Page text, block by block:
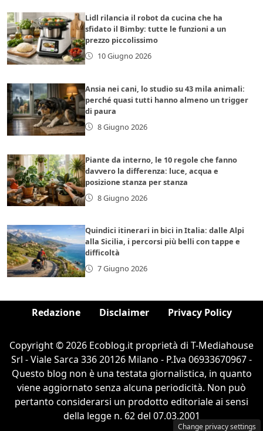
Lidl rilancia il robot da cucina che ha
sfidato il Bimby: tutte le funzioni a un
prezzo piccolissimo
10 Giugno 2026
Ansia nei cani, lo studio su 43 mila animali:
perché quasi tutti hanno almeno un trigger
di paura
8 Giugno 2026
Piante da interno, le 10 regole che fanno
davvero la differenza: luce, acqua e
posizione stanza per stanza
8 Giugno 2026
Quindici itinerari in bici in Italia: dalle Alpi
alla Sicilia, i percorsi più belli con tappe e
difficoltà
7 Giugno 2026
Redazione Disclaimer Privacy Policy
Copyright © 2026 Ecoblog.it proprietà di T-Mediahouse
Srl - Viale Sarca 336 20126 Milano - P.Iva 06933670967 -
Questo blog non è una testata giornalistica, in quanto
viene aggiornato senza alcuna periodicità. Non può
pertanto considerarsi un prodotto editoriale ai sensi
della legge n. 62 del 07.03.2001
Change privacy settings